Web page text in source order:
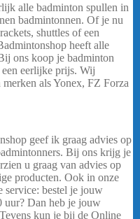
alle badminton spullen in
badmintonnen. Of je nu
shuttles of een
heeft alle
ons koop je badminton
eerlijke prijs. Wij
als Yonex, FZ Forza
geef ik graag advies op
Bij ons krijg je
u graag van advies op
producten. Ook in onze
service: bestel je jouw
uur? Dan heb je jouw
kun je bij de Online